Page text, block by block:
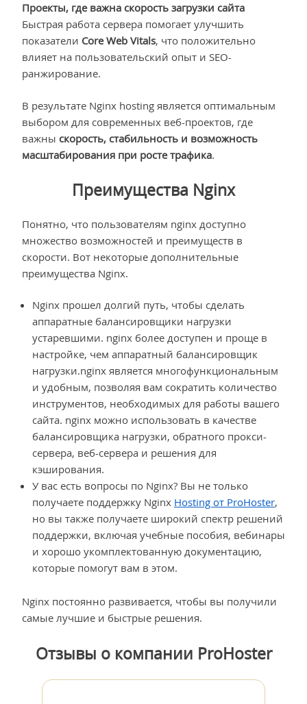
Проекты, где важна скорость загрузки сайта
Быстрая работа сервера помогает улучшить
показатели Core Web Vitals, что положительно
влияет на пользовательский опыт и SEO-
ранжирование.
В результате Nginx hosting является оптимальным
выбором для современных веб-проектов, где
важны скорость, стабильность и возможность
масштабирования при росте трафика.
Преимущества Nginx
Понятно, что пользователям nginx доступно
множество возможностей и преимуществ в
скорости. Вот некоторые дополнительные
преимущества Nginx.
Nginx прошел долгий путь, чтобы сделать
аппаратные балансировщики нагрузки
устаревшими. nginx более доступен и проще в
настройке, чем аппаратный балансировщик
нагрузки.nginx является многофункциональным
и удобным, позволяя вам сократить количество
инструментов, необходимых для работы вашего
сайта. nginx можно использовать в качестве
балансировщика нагрузки, обратного прокси-
сервера, веб-сервера и решения для
кэширования.
У вас есть вопросы по Nginx? Вы не только
получаете поддержку Nginx Hosting от ProHoster,
но вы также получаете широкий спектр решений
поддержки, включая учебные пособия, вебинары
и хорошо укомплектованную документацию,
которые помогут вам в этом.
Nginx постоянно развивается, чтобы вы получили
самые лучшие и быстрые решения.
Отзывы о компании ProHoster